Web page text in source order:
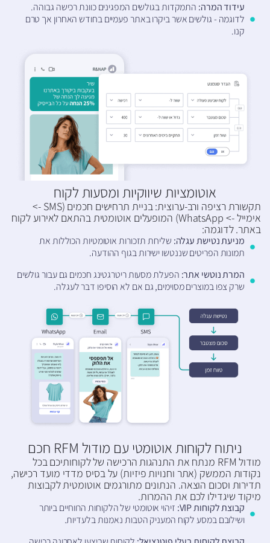
עידוד המרה: התמקדות בגולשים המפגינים כוונת רכישה גבוהה.
לדוגמה - גולשים אשר ביקרו באתר פעמיים בחודש האחרון אך טרם
קנו.
אוטומציות שיווקיות ומסעות לקוח​
תקשורת רציפה ורב-ערוצית: בניית תרחישים חכמים (SMS ->
אימייל -> WhatsApp) המופעלים אוטומטית בהתאם לאירוע לקוח
באתר. לדוגמה:
מניעת נטישת עגלה: שליחת תזכורות אוטומטיות הכוללות את
תמונות הפריטים שננטשו ישירות בגוף ההודעה.
המרת נוטשי אתר: הפעלת מסעות ריטרגטינג חכמים גם עבור גולשים
שרק צפו במוצרים מסוימים, גם אם לא הוסיפו דבר לעגלה.
ניתוח לקוחות אוטומטי עם מודול RFM חכם​
מודול RFM מנתח את התנהגות הרכישה של לקוחותיכם בכל
נקודות הממשק (אתר וחנויות פיזיות) על בסיס מדדי מועד רכישה,
תדירות וסכום הוצאה. הנתונים מתורגמים אוטומטית לקבוצות
מיקוד שיגדילו לכם את ההמרות.
קבוצת לקוחות VIP:
זיהוי אוטומטי של הלקוחות הרווחיים ביותר
ושילובם במסע לקוח המעניק הטבות נאמנות בלעדיות.